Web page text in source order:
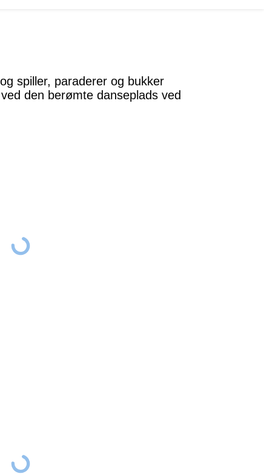
spiller, paraderer og bukker
den berømte danseplads ved